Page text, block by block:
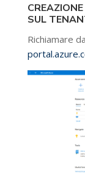
SUL
Richiamare